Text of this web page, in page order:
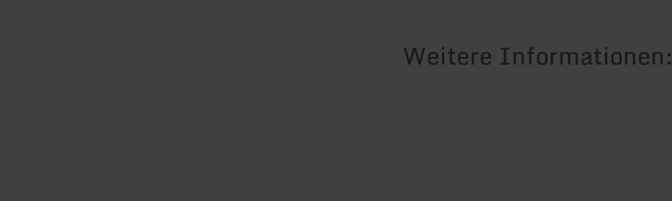
Weitere Informationen: